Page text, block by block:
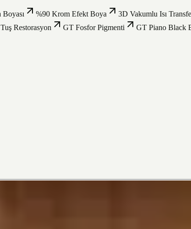
Boyası %90 Krom Efekt Boya 3D Vakumlu Isı
Tuş Restorasyon GT Fosfor Pigmenti GT Piano Black